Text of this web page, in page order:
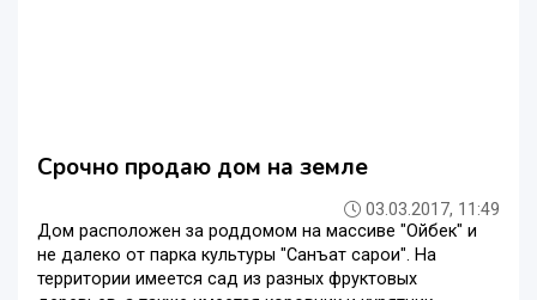
Срочно продаю дом на земле
03.03.2017, 11:49
Дом расположен за роддомом на массиве "Ойбек" и
не далеко от парка культуры "Санъат сарои". На
территории имеется сад из разных фруктовых